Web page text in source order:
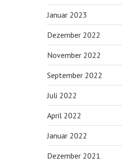
Januar 2023
Dezember 2022
November 2022
September 2022
Juli 2022
April 2022
Januar 2022
Dezember 2021